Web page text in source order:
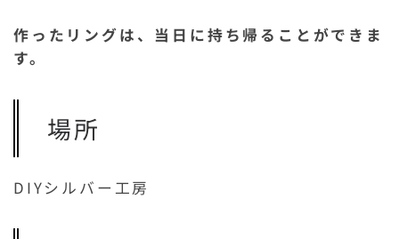
作ったリングは、当日に持ち帰ることができま
す。
場所
DIYシルバー工房